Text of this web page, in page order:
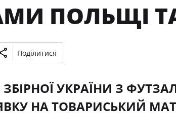
ПОЛЬЩІ
Поділитися
УКРАЇНИ З
НА ТОВАРИСЬКИЙ